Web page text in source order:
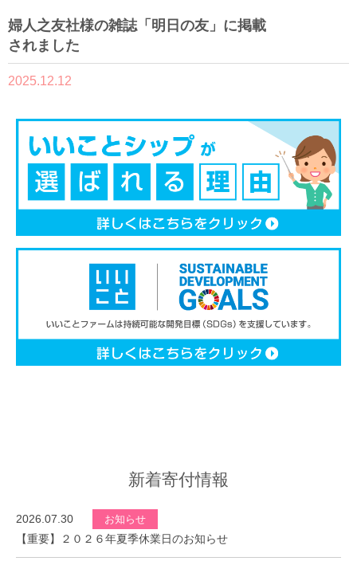
婦人之友社様の雑誌「明日の友」に掲載
されました
2025.12.12
新着寄付情報
2026.07.30 お知らせ
【重要】２０２６年夏季休業日のお知らせ